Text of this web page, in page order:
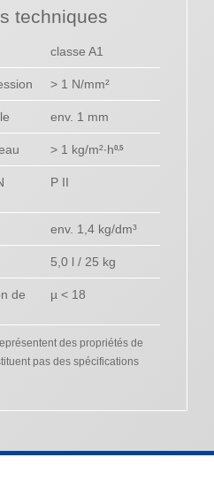
techniques
classe A1
> 1 N/mm²
env. 1 mm
> 1 kg/m²∙h0,5
P II
env. 1,4 kg/dm³
5,0 l / 25 kg
de
µ < 18
des propriétés de
pas des spécifications